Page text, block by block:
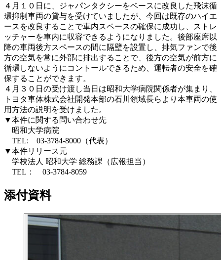
４月１０日に、ジャパンタクシーをベースに改良した飛沫循
環抑制車両の貸与を受けていましたが、今回は既存のハイエ
ースを改良することで車内スペースの確保に成功し、ストレ
ッチャーを車内に収容できるようになりました。後部座席以
降の車両後方スペースの間に隔壁を設置し、排気ファンで後
方の空気を常に外部に排出することで、後方の空気が前方に
循環しないようにコントールできるため、運転者の安全を確
保することができます。
４月３０日の受け渡し当日は昭和大学病院関係者が集まり、
トヨタ車体株式会社開発本部の石川領域長らより本車両の使
用方法の説明を受けました。
▼本件に関する問い合わせ先
昭和大学病院
TEL: 03-3784-8000（代表）
▼本件リリース元
学校法人 昭和大学 総務課（広報担当）
TEL： 03-3784-8059
添付資料